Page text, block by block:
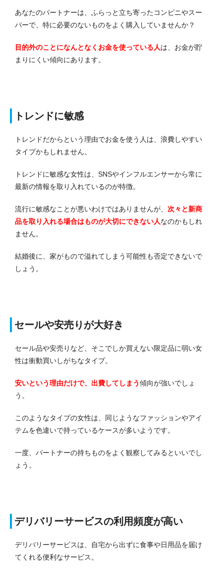
あなたのパートナーは、ふらっと立ち寄ったコンビニやスー
パーで、特に必要のないものをよく購入していませんか？
目的外のことになんとなくお金を使っている人は、お金が貯
まりにくい傾向にあります。
トレンドに敏感
トレンドだからという理由でお金を使う人は、浪費しやすい
タイプかもしれません。
トレンドに敏感な女性は、SNSやインフルエンサーから常に
最新の情報を取り入れているのが特徴。
流行に敏感なことが悪いわけではありませんが、 次々と新商
品を取り入れる場合はものが大切にできない人なのかもしれ
ません。
結婚後に、家がもので溢れてしまう可能性も否定できないで
しょう。
セールや安売りが大好き
セール品や安売りなど、そこでしか買えない限定品に弱い女
性は衝動買いしがちなタイプ。
安いという理由だけで、出費してしまう傾向が強いでしょ
う。
このようなタイプの女性は、同じようなファッションやアイ
テムを色違いで持っているケースが多いようです。
一度、パートナーの持ちものをよく観察してみるといいでし
ょう。
デリバリーサービスの利用頻度が高い
デリバリーサービスは、自宅から出ずに食事や日用品を届け
てくれる便利なサービス。